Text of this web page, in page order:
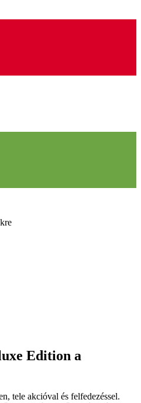
Edition a
tele akcióval és felfedezéssel.